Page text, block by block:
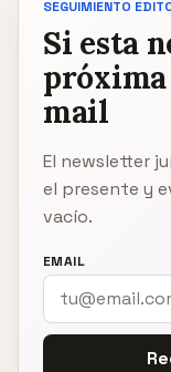
SEGUIMIENTO
Si esta
mail
El newsletter
el presente y
vacío.
EMAIL